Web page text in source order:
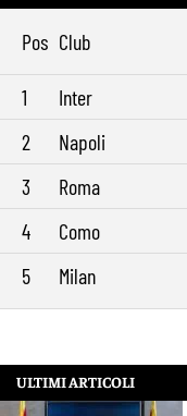
Pos Club
1 Inter
2
Napoli
3
Roma
4
Como
5
Milan
ULTIMI ARTICOLI